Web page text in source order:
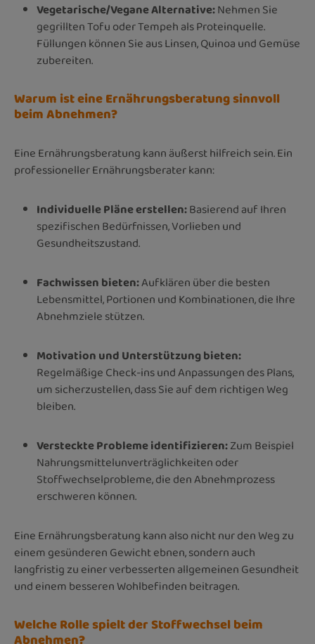
Vegetarische/Vegane Alternative:Nehmen Sie
gegrillten Tofu oder Tempeh als Proteinquelle.
Füllungen können Sie aus Linsen, Quinoa und Gemüse
zubereiten.
Warum ist eine Ernährungsberatung sinnvoll
beim Abnehmen?
Eine Ernährungsberatung kann äußerst hilfreich sein. Ein
professioneller Ernährungsberater kann:
Individuelle Pläne erstellen:Basierend auf Ihren
spezifischen Bedürfnissen, Vorlieben und
Gesundheitszustand.
Fachwissen bieten:Aufklären über die besten
Lebensmittel, Portionen und Kombinationen, die Ihre
Abnehmziele stützen.
Motivation und Unterstützung bieten:
Regelmäßige Check-ins und Anpassungen des Plans,
um sicherzustellen, dass Sie auf dem richtigen Weg
bleiben.
Versteckte Probleme identifizieren:Zum Beispiel
Nahrungsmittelunverträglichkeiten oder
Stoffwechselprobleme, die den Abnehmprozess
erschweren können.
Eine Ernährungsberatung kann also nicht nur den Weg zu
einem gesünderen Gewicht ebnen, sondern auch
langfristig zu einer verbesserten allgemeinen Gesundheit
und einem besseren Wohlbefinden beitragen.
Welche Rolle spielt der Stoffwechsel beim